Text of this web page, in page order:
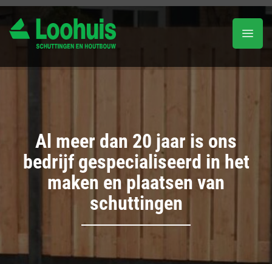
Al meer dan 20 jaar is ons
bedrijf gespecialiseerd in het
maken en plaatsen van
schuttingen